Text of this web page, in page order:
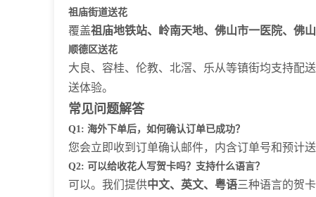
祖庙街道送花
覆盖祖庙地铁站、岭南天地、佛山市一医院、佛
顺德区送花
大良、容桂、伦教、北滘、乐从等镇街均支持配
送体验。
常见问题解答
Q1: 海外下单后，如何确认订单已成功？
您会立即收到订单确认邮件，内含订单号和预计
Q2: 可以给收花人写贺卡吗？支持什么语言？
可以。我们提供中文、英文、粤语三种语言的贺